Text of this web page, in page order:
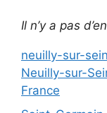
Il n’y a pas
neuilly-sur-
Neuilly-sur-
France